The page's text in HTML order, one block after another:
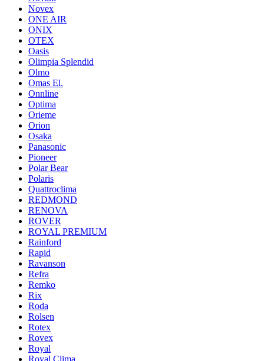
Novex
ONE AIR
ONIX
OTEX
Oasis
Olimpia Splendid
Olmo
Omas El.
Onnline
Optima
Orieme
Orion
Osaka
Panasonic
Pioneer
Polar Bear
Polaris
Quattroclima
REDMOND
RENOVA
ROVER
ROYAL PREMIUM
Rainford
Rapid
Ravanson
Refra
Remko
Rix
Roda
Rolsen
Rotex
Rovex
Royal
Royal Clima